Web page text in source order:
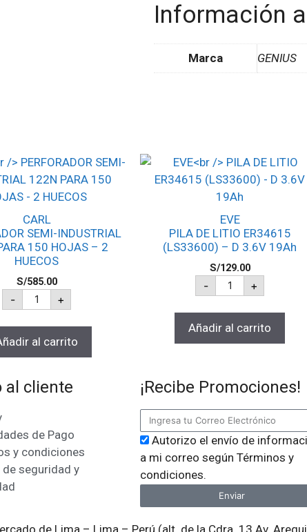
Información
Marca GENIUS
CARL
SEMI-INDUSTRIAL
150 HOJAS – 2
HUECOS
S/585.00
- +
al carrito
EVE
PILA DE LITIO ER34615
(LS33600) – D 3.6V 19Ah
S/129.00
- +
Añadir al carrito
al cliente
de Pago
y condiciones
seguridad y
¡Recibe Promociones!
Autorizo el envío de
a mi correo según Términos y
condiciones.
Enviar
de Lima – Lima – Perú (alt. de la Cdra. 13 Av.